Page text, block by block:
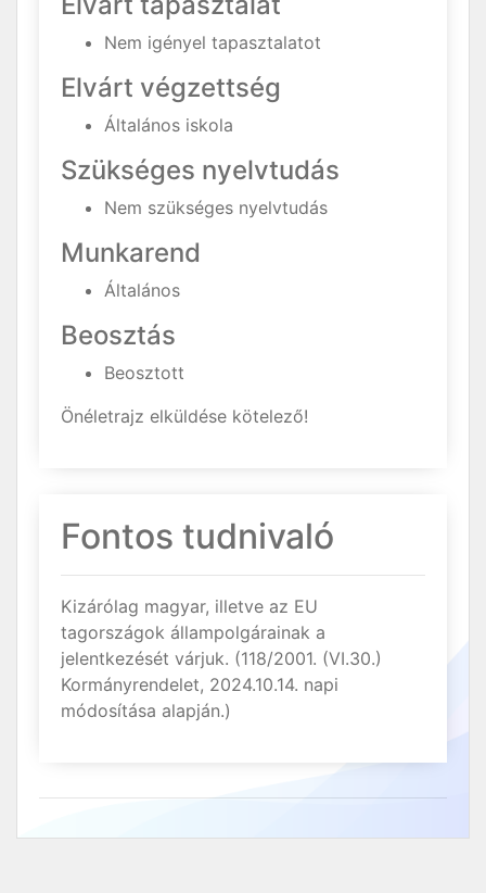
Nem igényel tapasztalatot
Elvárt végzettség
Általános iskola
Szükséges nyelvtudás
Nem szükséges nyelvtudás
Munkarend
Általános
Beosztás
Beosztott
Önéletrajz elküldése kötelező!
Fontos tudnivaló
Kizárólag magyar, illetve az EU
tagországok állampolgárainak a
jelentkezését várjuk. (118/2001. (VI.30.)
Kormányrendelet, 2024.10.14. napi
módosítása alapján.)